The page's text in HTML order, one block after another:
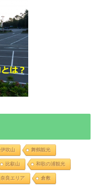
伊吹山 舞鶴観光
比叡山 和歌の浦観光
奈良エリア 倉敷